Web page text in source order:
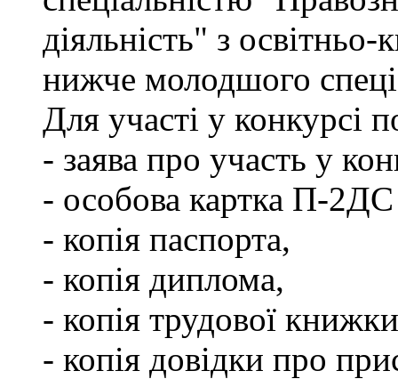
діяльність" з
нижче молодшого
Для участі у конкурсі
- заява про участь у
- особова картка П-
- копія паспорта,
- копія диплома,
- копія трудової
- копія довідки про